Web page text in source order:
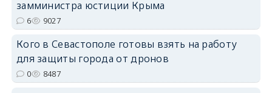
замминистра юстиции Крыма
6 9027
Кого в Севастополе готовы взять на работу
для защиты города от дронов
0 8487